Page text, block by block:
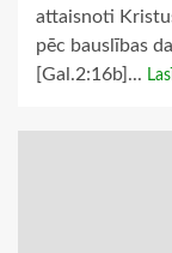
attaisnoti
pēc bauslības
[Gal.2:16b]...